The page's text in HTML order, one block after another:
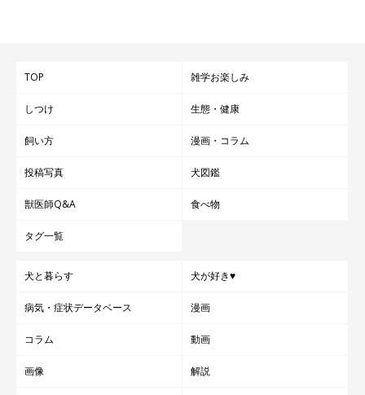
TOP 雑学お楽しみ
しつけ 生態・健康
飼い方 漫画・コラム
投稿写真 犬図鑑
獣医師Q&A 食べ物
タグ一覧
犬と暮らす 犬が好き♥
病気・症状データベース 漫画
コラム 動画
画像 解説